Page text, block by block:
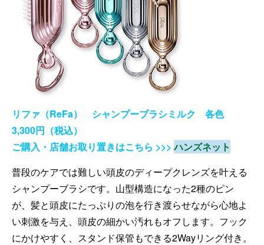
リファ（ReFa） シャンプーブラシミルク 各色
3,300円（税込）
ご購入・店舗お取り置きはこちら >>>ハンズネット
普段のケアでは難しい頭皮のディープクレンズを叶える
シャンプーブラシです。山型構造になった2種のピン
が、髪と頭皮にたっぷりの泡を行き渡らせながら心地よ
い刺激を与え、頭皮の細かい汚れもオフします。フック
にかけやすく、スタンド保管もできる2Wayリング付き。